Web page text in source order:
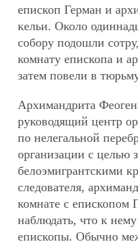
епископ Герман и
кельи. Около
собору подошли
комнату епископа и
затем повели в
Архимандрита
руководящий центр
по нелегальной
организации с целью
белоэмигрантскими
следователя,
комнате с епископом
наблюдать, что к
епископы. Обычно